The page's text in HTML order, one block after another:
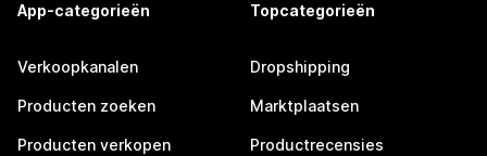
App-categorieën
Verkoopkanalen
Producten zoeken
Producten verkopen
Topcategorieën
Dropshipping
Marktplaatsen
Productrecensies